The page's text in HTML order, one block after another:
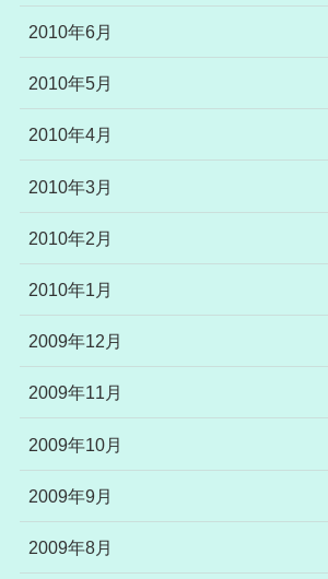
2010年6月
2010年5月
2010年4月
2010年3月
2010年2月
2010年1月
2009年12月
2009年11月
2009年10月
2009年9月
2009年8月